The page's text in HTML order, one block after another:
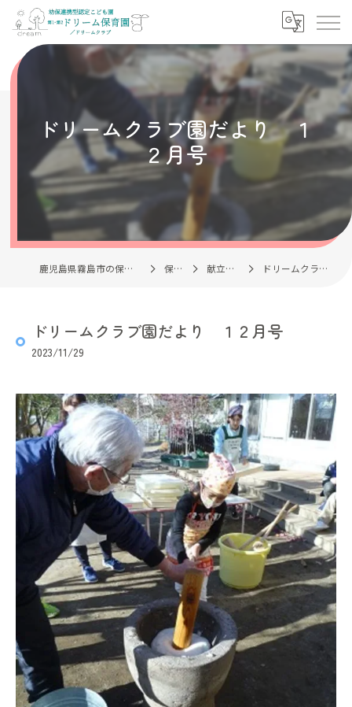
ドリームクラブ園だより １
２月号
鹿児島県霧島市の保育園なら社会福祉法人清風会 保育理念 献立・園だより ドリームクラブ園だより １２月号
ドリームクラブ園だより １２月号
2023/11/29